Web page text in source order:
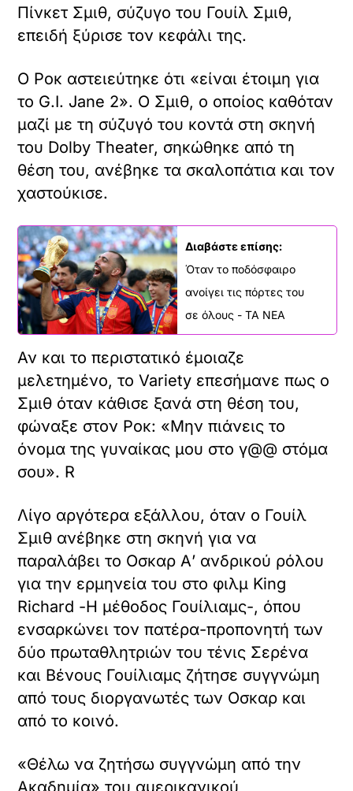
Πίνκετ Σμιθ, σύζυγο του Γουίλ Σμιθ,
επειδή ξύρισε τον κεφάλι της.
Ο Ροκ αστειεύτηκε ότι «είναι έτοιμη για
το G.I. Jane 2». Ο Σμιθ, ο οποίος καθόταν
μαζί με τη σύζυγό του κοντά στη σκηνή
του Dolby Theater, σηκώθηκε από τη
θέση του, ανέβηκε τα σκαλοπάτια και τον
χαστούκισε.
Διαβάστε επίσης:
Όταν το ποδόσφαιρο
ανοίγει τις πόρτες του
σε όλους - ΤΑ ΝΕΑ
Αν και το περιστατικό έμοιαζε
μελετημένο, το Variety επεσήμανε πως ο
Σμιθ όταν κάθισε ξανά στη θέση του,
φώναξε στον Ροκ: «Μην πιάνεις το
όνομα της γυναίκας μου στο γ@@ στόμα
σου». R
Λίγο αργότερα εξάλλου, όταν ο Γουίλ
Σμιθ ανέβηκε στη σκηνή για να
παραλάβει το Οσκαρ Α’ ανδρικού ρόλου
για την ερμηνεία του στο φιλμ King
Richard -Η μέθοδος Γουίλιαμς-, όπου
ενσαρκώνει τον πατέρα-προπονητή των
δύο πρωταθλητριών του τένις Σερένα
και Βένους Γουίλιαμς ζήτησε συγγνώμη
από τους διοργανωτές των Οσκαρ και
από το κοινό.
«Θέλω να ζητήσω συγγνώμη από την